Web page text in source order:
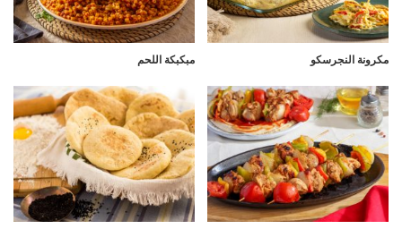
مكرونة النجرسكو مبكبكة اللحم